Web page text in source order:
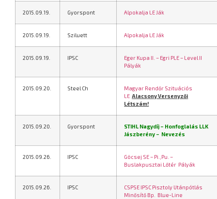
2015.09.19. Gyorspont Alpokalja LE Ják
2015.09.19. Sziluett Alpokalja LE Ják
2015.09.19. IPSC
Eger Kupa II. – Egri PLE – Level II
Pályák
2015.09.20. Steel Ch
Magyar Rendőr Szituációs
LE Alacsony Versenyzői
Létszám!
2015.09.20. Gyorspont
STIHL Nagydíj – Honfoglalás LLK
Jászberény – Nevezés
2015.09.26. IPSC
Göcsej SE – Pi.,Pu. –
Buslakpusztai Lőtér Pályák
2015.09.26. IPSC
CSPSE IPSC Pisztoly Utánpótlás
Minősítő Bp.
Blue-Line